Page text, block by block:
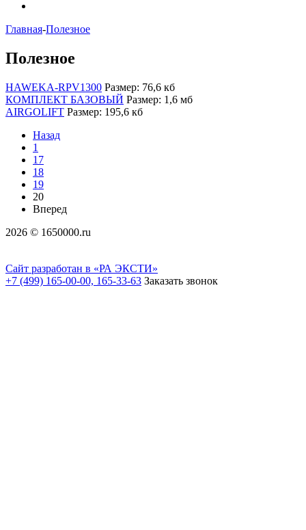
Главная-Полезное
Полезное
HAWEKA-RPV1300 Размер: 76,6 кб
КОМПЛЕКТ БАЗОВЫЙ Размер: 1,6 мб
AIRGOLIFT Размер: 195,6 кб
Назад
1
17
18
19
20
Вперед
2026 © 1650000.ru
Сайт разработан в «РА ЭКСТИ»
+7 (499) 165-00-00, 165-33-63 Заказать звонок